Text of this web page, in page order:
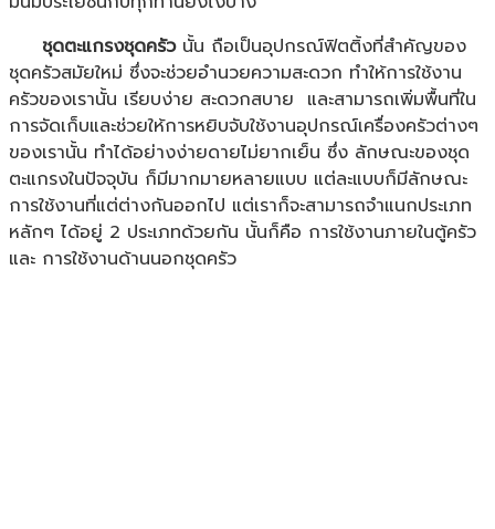
ชุดตะแกรงชุดครัวนั้น ถือเป็นอุปกรณ์ฟิตติ้งที่สำคัญของ
ชุดครัวสมัยใหม่ ซึ่งจะช่วยอำนวยความสะดวก ทำให้การใช้งาน
ครัวของเรานั้น เรียบง่าย สะดวกสบาย และสามารถเพิ่มพื้นที่ใน
การจัดเก็บและช่วยให้การหยิบจับใช้งานอุปกรณ์เครื่องครัวต่างๆ
ของเรานั้น ทำได้อย่างง่ายดายไม่ยากเย็น ซึ่ง ลักษณะของชุด
ตะแกรงในปัจจุบัน ก็มีมากมายหลายแบบ แต่ละแบบก็มีลักษณะ
การใช้งานที่แต่ต่างกันออกไป แต่เราก็จะสามารถจำแนกประเภท
หลักๆ ได้อยู่ 2 ประเภทด้วยกัน นั้นก็คือ การใช้งานภายในตู้ครัว
และ การใช้งานด้านนอกชุดครัว